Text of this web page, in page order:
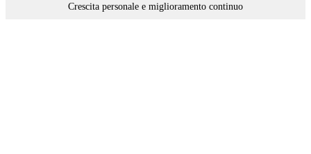
Crescita personale e miglioramento continuo